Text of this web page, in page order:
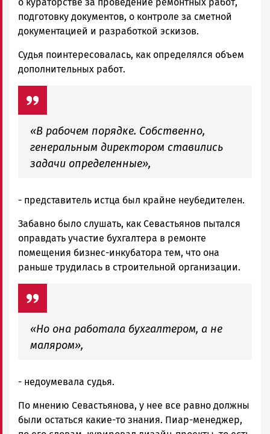
подготовку документов, о контроле за сметной
документацией и разработкой эскизов.
Судья поинтересовалась, как определялся объем
дополнительных работ.
«В рабочем порядке. Собственно,
генеральным директором ставились
задачи определенные»,
- представитель истца был крайне неубедителен.
Забавно было слушать, как Севастьянов пытался
оправдать участие бухгалтера в ремонте
помещения бизнес-инкубатора тем, что она
раньше трудилась в строительной организации.
«Но она работала бухгалтером, а не
маляром»,
- недоумевала судья.
По мнению Севастьянова, у нее все равно должны
были остаться какие-то знания. Пиар-менеджер,